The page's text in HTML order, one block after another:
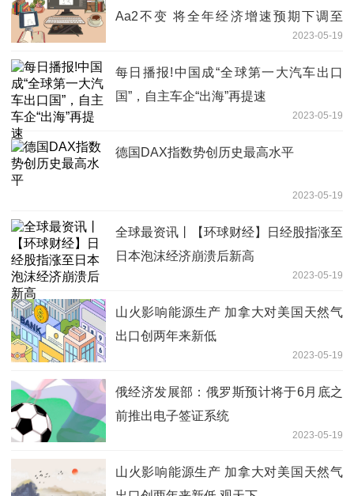
Aa2不变 将全年经济增速预期下调至
2023-05-19
每日播报!中国成“全球第一大汽车出口
国”，自主车企“出海”再提速
2023-05-19
德国DAX指数势创历史最高水平
2023-05-19
全球最资讯丨【环球财经】日经股指涨至
日本泡沫经济崩溃后新高
2023-05-19
山火影响能源生产 加拿大对美国天然气
出口创两年来新低
2023-05-19
俄经济发展部：俄罗斯预计将于6月底之
前推出电子签证系统
2023-05-19
山火影响能源生产 加拿大对美国天然气